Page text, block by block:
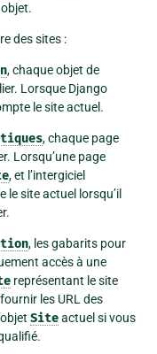
des sites :
, chaque objet de
Lorsque Django
le site actuel.
, chaque page
Lorsqu’une page
, et l’intergiciel
le site actuel lorsqu’il
, les gabarits pour
accès à une
représentant le site
les URL des
Siteactuel si vous